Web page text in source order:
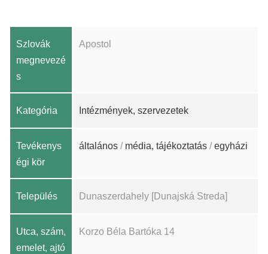
Szlovák
megnevezé
s
Apostol
Kategória Intézmények, szervezetek
Tevékenys
égi kör
általános / média, tájékoztatás / egyházi
Település Dunaszerdahely [Dunajská Streda]
Utca, szám,
emelet, ajtó
Korzo Béla Bartóka 14